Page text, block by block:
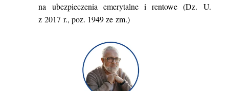
na ubezpieczenia emerytalne i rentowe (Dz. U.
z 2017 r., poz. 1949 ze zm.)